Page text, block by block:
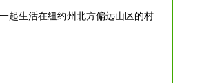
生活在纽约州北方偏远山区的村